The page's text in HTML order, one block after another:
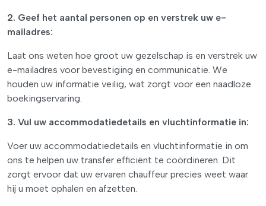
2. Geef het aantal personen op en verstrek uw e-
mailadres:
Laat ons weten hoe groot uw gezelschap is en verstrek uw
e-mailadres voor bevestiging en communicatie. We
houden uw informatie veilig, wat zorgt voor een naadloze
boekingservaring.
3. Vul uw accommodatiedetails en vluchtinformatie in:
Voer uw accommodatiedetails en vluchtinformatie in om
ons te helpen uw transfer efficiënt te coördineren. Dit
zorgt ervoor dat uw ervaren chauffeur precies weet waar
hij u moet ophalen en afzetten.